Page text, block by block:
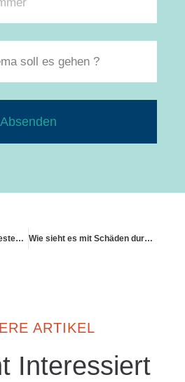
Absenden
Welche Meldepflichten bestehen bei Umbauten? Wie sieht es mit Schäden durch Insektenbefall aus
ARTIKEL
Interessiert